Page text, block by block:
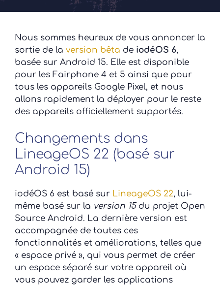
Nous sommes heureux de vous annoncer la
sortie de la version bêta de iodéOS 6,
basée sur Android 15. Elle est disponible
pour les Fairphone 4 et 5 ainsi que pour
tous les appareils Google Pixel, et nous
allons rapidement la déployer pour le reste
des appareils officiellement supportés.
Changements dans
LineageOS 22 (basé sur
Android 15)
iodéOS 6 est basé sur LineageOS 22, lui-
même basé sur la version 15du projet Open
Source Android. La dernière version est
accompagnée de toutes ces
fonctionnalités et améliorations, telles que
« espace privé », qui vous permet de créer
un espace séparé sur votre appareil où
vous pouvez garder les applications